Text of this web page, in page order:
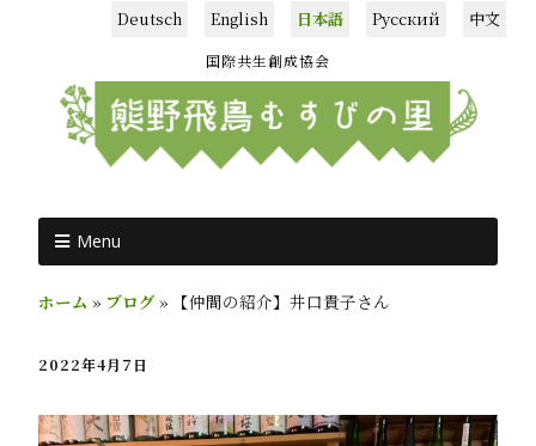
Deutsch English 日本語 Русский 中文
国際共生創成協会
Menu
ホーム » ブログ » 【仲間の紹介】井口貴子さん
2022年4月7日